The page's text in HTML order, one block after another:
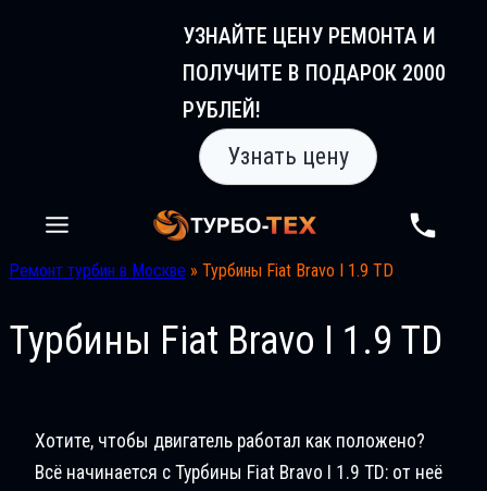
УЗНАЙТЕ ЦЕНУ РЕМОНТА И
ПОЛУЧИТЕ В ПОДАРОК 2000
РУБЛЕЙ!
Узнать цену
Ремонт турбин в Москве » Турбины Fiat Bravo I 1.9 TD
Турбины Fiat Bravo I 1.9 TD
Хотите, чтобы двигатель работал как положено?
Всё начинается с Турбины Fiat Bravo I 1.9 TD: от неё